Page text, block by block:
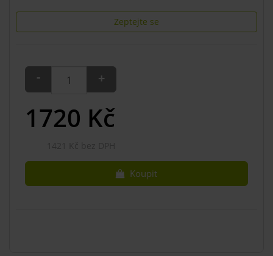
Zeptejte se
- +
1720 Kč
Koupit